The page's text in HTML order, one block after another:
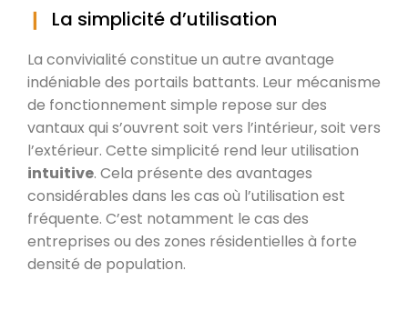
La simplicité d’utilisation
La convivialité constitue un autre avantage
indéniable des portails battants. Leur mécanisme
de fonctionnement simple repose sur des
vantaux qui s’ouvrent soit vers l’intérieur, soit vers
l’extérieur. Cette simplicité rend leur utilisation
intuitive. Cela présente des avantages
considérables dans les cas où l’utilisation est
fréquente. C’est notamment le cas des
entreprises ou des zones résidentielles à forte
densité de population.